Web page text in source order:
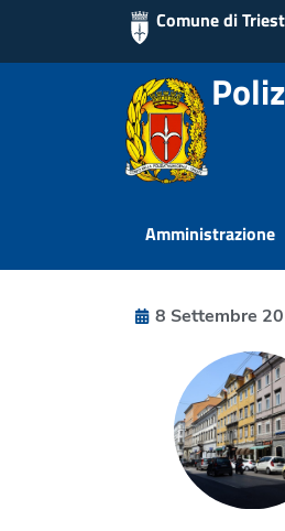
Comune di
Amministrazione
8 Settembre